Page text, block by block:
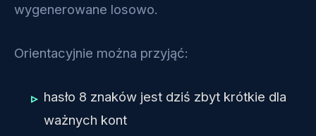
wygenerowane losowo.
Orientacyjnie można przyjąć:
hasło 8 znaków jest dziś zbyt krótkie dla
ważnych kont